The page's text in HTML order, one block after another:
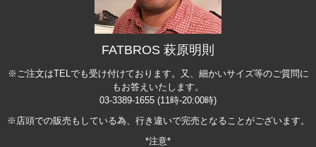
FATBROS 萩原明則
※ご注文はTELでも受け付けております。又、細かいサイズ等のご質問に
もお答えいたします。
03-3389-1655 (11時-20:00時)
※店頭での販売もしている為、行き違いで完売となることがございます。
*注意*